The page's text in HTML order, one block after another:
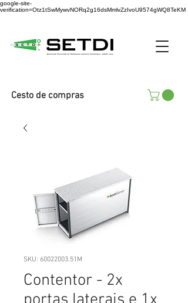
google-site-
verification=Otz1tSwMywvNORq2g16dsMmlvZzIvoU9574gWQ8TeKM
Cesto de compras
SKU: 60022003.51M
Contentor - 2x